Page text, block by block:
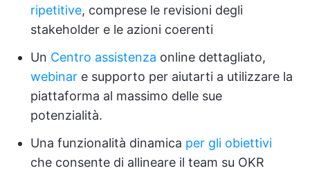
ripetitive, comprese le revisioni degli
stakeholder e le azioni coerenti
Un Centro assistenza online dettagliato,
webinar e supporto per aiutarti a utilizzare la
piattaforma al massimo delle sue
potenzialità.
Una funzionalità dinamica per gli obiettivi
che consente di allineare il team su OKR